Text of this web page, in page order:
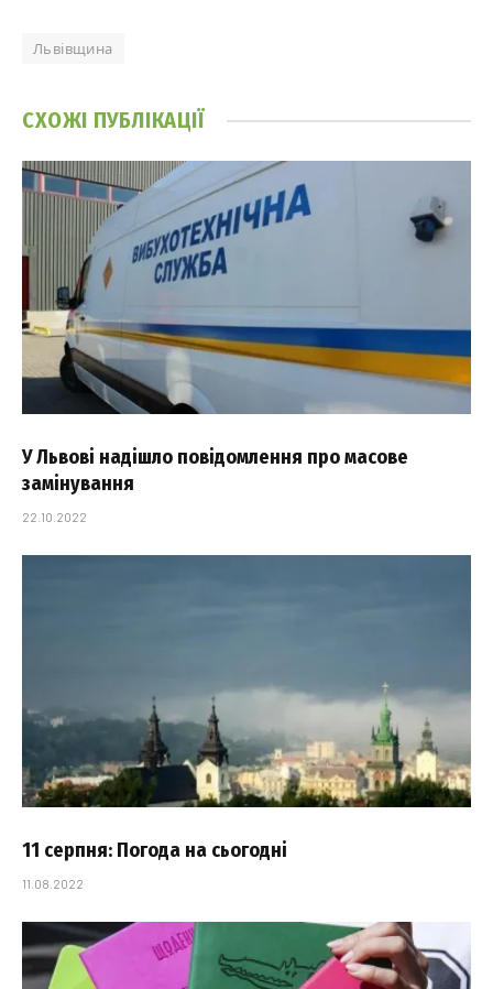
Львівщина
СХОЖІ ПУБЛІКАЦІЇ
У Львові надішло повідомлення про масове
замінування
22.10.2022
11 серпня: Погода на сьогодні
11.08.2022